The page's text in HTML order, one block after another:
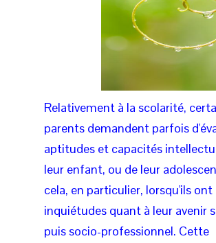
Relativement à la scolarité,
parents demandent parfois
aptitudes et capacités
leur enfant, ou de leur
cela, en particulier, lorsqu'ils ont
inquiétudes quant à leur avenir
puis socio-professionnel. Cette